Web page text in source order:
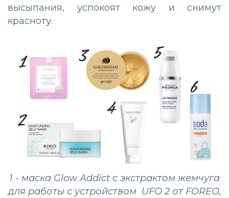
высыпания, успокоят кожу и снимут
красноту.
1 - маска Glow Addict с экстрактом жемчуга
для работы с устройством UFO 2 от FOREO,